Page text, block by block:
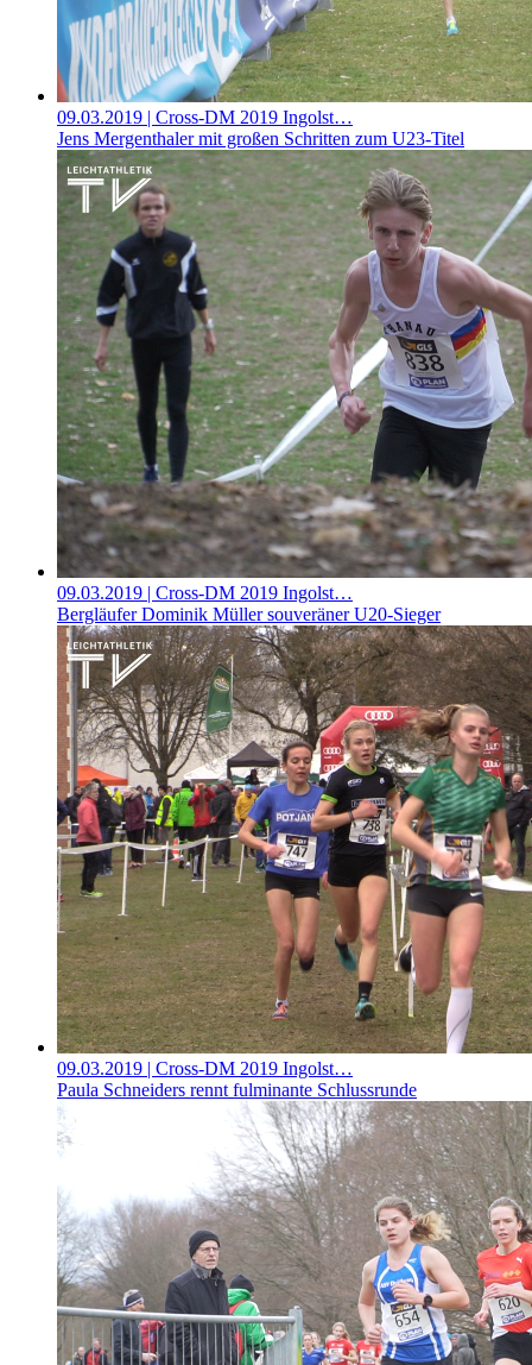
09.03.2019 | Cross-DM 2019 Ingolst…
Jens Mergenthaler mit großen Schritten zum U23-Titel
09.03.2019 | Cross-DM 2019 Ingolst…
Bergläufer Dominik Müller souveräner U20-Sieger
09.03.2019 | Cross-DM 2019 Ingolst…
Paula Schneiders rennt fulminante Schlussrunde